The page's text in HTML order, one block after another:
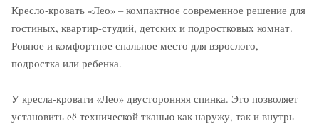
Кресло-кровать «Лео» – компактное современное решение для
гостиных, квартир-студий, детских и подростковых комнат.
Ровное и комфортное спальное место для взрослого,
подростка или ребенка.
У кресла-кровати «Лео» двусторонняя спинка. Это позволяет
установить её технической тканью как наружу, так и внутрь